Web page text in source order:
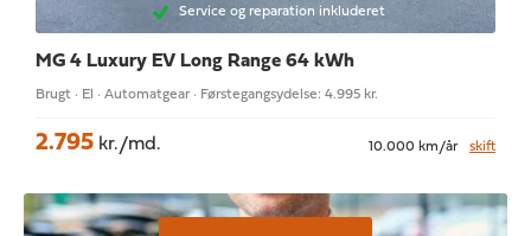
Service og reparation inkluderet
MG 4 Luxury EV Long Range 64 kWh
Brugt · El · Automatgear · Førstegangsydelse: 4.995 kr.
2.795 kr./md. 10.000 km/år skift